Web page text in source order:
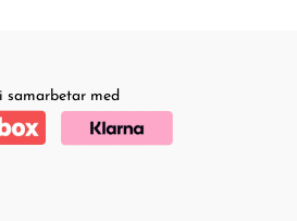
samarbetar med